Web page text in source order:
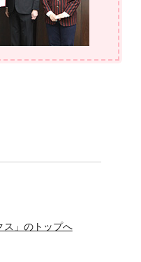
ス」のトップへ